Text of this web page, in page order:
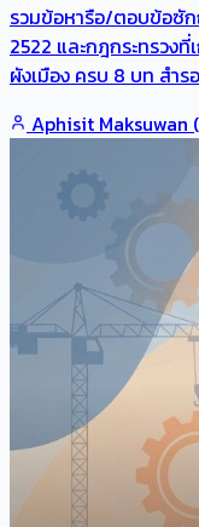
รวมข้อหารือ/ตอบข้อซั
2522 และกฎกระทรวง
ผังเมือง ครบ 8 บท สำร
Aphisit Maksuwan